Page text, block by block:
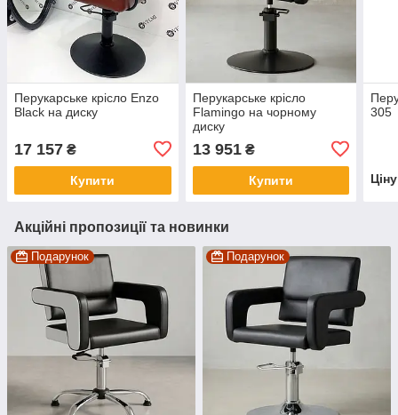
Перукарське крісло Enzo
Black на диску
17 157 ₴
Купити
Перукарське крісло
Flamingo на чорному
диску
13 951₴
Купити
305
Акційні пропозиції та новинки
Подарунок Подарунок